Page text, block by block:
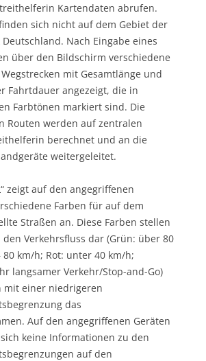
Kartendaten abrufen.
sich nicht auf dem Gebiet der
Nach Eingabe eines
über den Bildschirm verschiedene
mit Gesamtlänge und
Fahrtdauer angezeigt, die in
Farbtönen markiert sind. Die
Routen werden auf zentralen
berechnet und an die
weitergeleitet.
zeigt auf den angegriffenen
Farben für auf dem
Straßen an. Diese Farben stellen
Verkehrsfluss dar (Grün: über 80
80 km/h; Rot: unter 40 km/h;
langsamer Verkehr/Stop-and-Go)
mit einer niedrigeren
das
Auf den angegriffenen Geräten
keine Informationen zu den
auf den